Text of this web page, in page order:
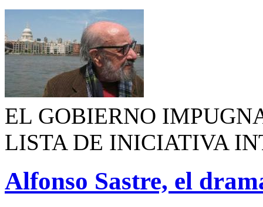
EL GOBIERNO
LISTA DE INICIATIVA
Alfonso Sastre, el